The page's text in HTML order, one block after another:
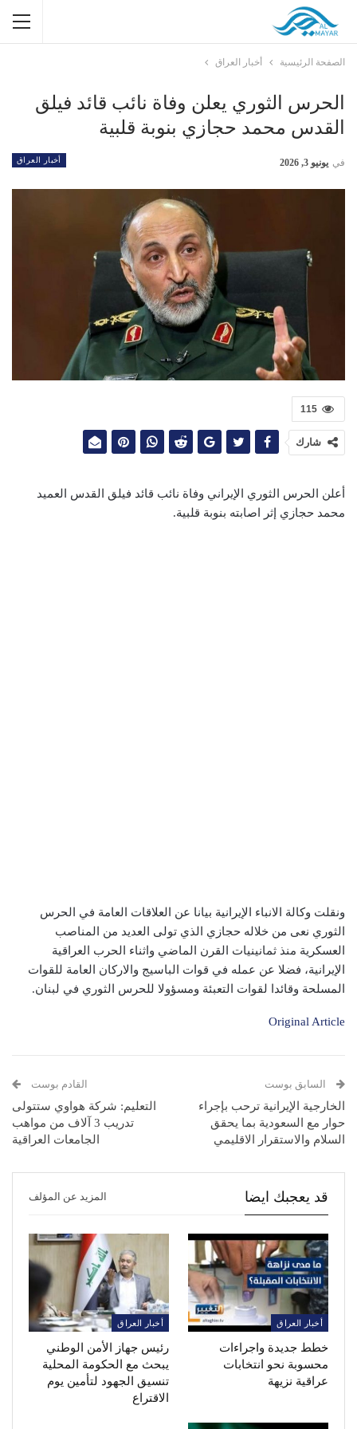
الصفحة الرئيسية أخبار العراق
الحرس الثوري يعلن وفاة نائب قائد فيلق
القدس محمد حجازي بنوبة قلبية
أخبار العراق في يونيو 3, 2026
115
شارك
أعلن الحرس الثوري الإيراني وفاة نائب قائد فيلق القدس العميد
محمد حجازي إثر اصابته بنوبة قلبية.
ونقلت وكالة الانباء الإيرانية بيانا عن العلاقات العامة في الحرس
الثوري نعى من خلاله حجازي الذي تولى العديد من المناصب
العسكرية منذ ثمانينيات القرن الماضي واثناء الحرب العراقية
الإيرانية، فضلا عن عمله في قوات الباسيج والاركان العامة للقوات
المسلحة وقائدا لقوات التعبئة ومسؤولا للحرس الثوري في لبنان.
Original Article
السابق بوست
الخارجية الإيرانية ترحب بإجراء
حوار مع السعودية بما يحقق
السلام والاستقرار الاقليمي
القادم بوست
التعليم: شركة هواوي ستتولى
تدريب 3 آلاف من مواهب
الجامعات العراقية
قد يعجبك ايضا المزيد عن المؤلف
أخبار العراق
خطط جديدة واجراءات
محسوبة نحو انتخابات
عراقية نزيهة
أخبار العراق
رئيس جهاز الأمن الوطني
يبحث مع الحكومة المحلية
تنسيق الجهود لتأمين يوم
الاقتراع